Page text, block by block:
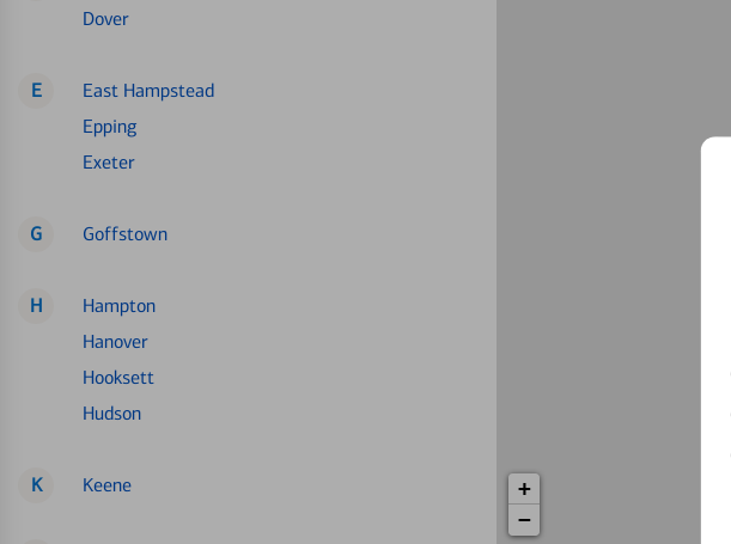
Dover
E
East Hampstead
Epping
Exeter
G Goffstown
H
Hampton
Hanover
Hooksett
Hudson
K Keene
+
−